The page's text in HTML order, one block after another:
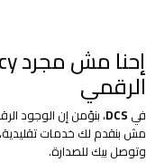
الرقمي
في DCS، بنؤمن إن الوجود
مش بنقدم لك خدمات تقليدية،
وتوصل بيك للصدارة.